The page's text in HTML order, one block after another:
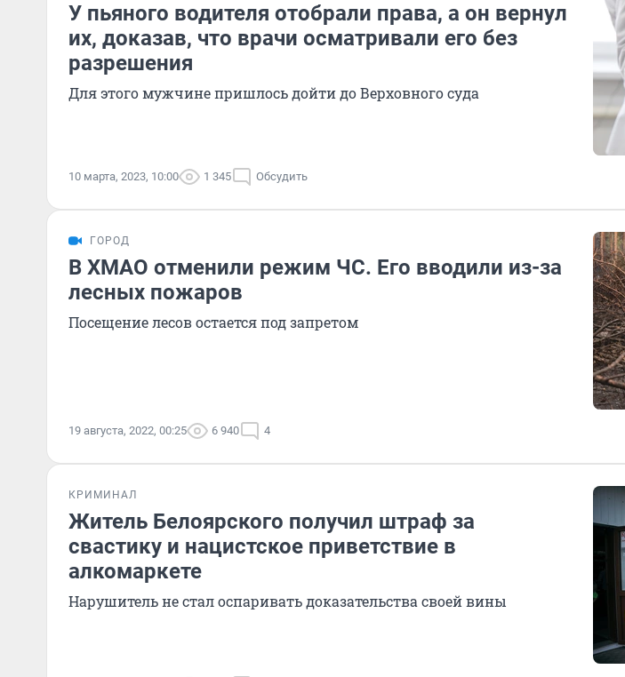
У пьяного водителя отобрали права, а он вернул
их, доказав, что врачи осматривали его без
разрешения
Для этого мужчине пришлось дойти до Верховного суда
10 марта, 2023, 10:00 1 345 Обсудить
ГОРОД
В ХМАО отменили режим ЧС. Его вводили из-за
лесных пожаров
Посещение лесов остается под запретом
19 августа, 2022, 00:25 6 940 4
КРИМИНАЛ
Житель Белоярского получил штраф за
свастику и нацистское приветствие в
алкомаркете
Нарушитель не стал оспаривать доказательства своей вины